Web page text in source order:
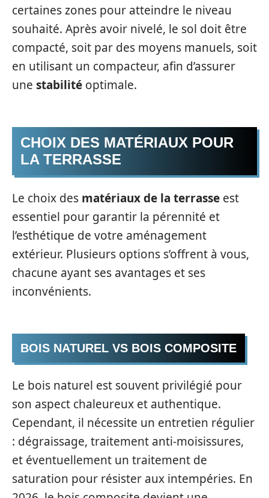
certaines zones pour atteindre le niveau
souhaité. Après avoir nivelé, le sol doit être
compacté, soit par des moyens manuels, soit
en utilisant un compacteur, afin d’assurer
une stabilité optimale.
CHOIX DES MATÉRIAUX POUR
LA TERRASSE
Le choix des matériaux de la terrasse est
essentiel pour garantir la pérennité et
l’esthétique de votre aménagement
extérieur. Plusieurs options s’offrent à vous,
chacune ayant ses avantages et ses
inconvénients.
BOIS NATUREL VS BOIS COMPOSITE
Le bois naturel est souvent privilégié pour
son aspect chaleureux et authentique.
Cependant, il nécessite un entretien régulier
: dégraissage, traitement anti-moisissures,
et éventuellement un traitement de
saturation pour résister aux intempéries. En